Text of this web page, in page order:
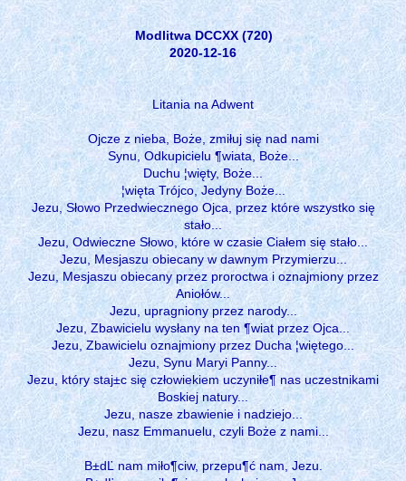
Modlitwa DCCXX (720)
2020-12-16
Litania na Adwent
Ojcze z nieba, Boże, zmiłuj się nad nami
Synu, Odkupicielu ¶wiata, Boże...
Duchu ¦więty, Boże...
¦więta Trójco, Jedyny Boże...
Jezu, Słowo Przedwiecznego Ojca, przez które wszystko się
stało...
Jezu, Odwieczne Słowo, które w czasie Ciałem się stało...
Jezu, Mesjaszu obiecany w dawnym Przymierzu...
Jezu, Mesjaszu obiecany przez proroctwa i oznajmiony przez
Aniołów...
Jezu, upragniony przez narody...
Jezu, Zbawicielu wysłany na ten ¶wiat przez Ojca...
Jezu, Zbawicielu oznajmiony przez Ducha ¦więtego...
Jezu, Synu Maryi Panny...
Jezu, który staj±c się człowiekiem uczyniłe¶ nas uczestnikami
Boskiej natury...
Jezu, nasze zbawienie i nadziejo...
Jezu, nasz Emmanuelu, czyli Boże z nami...
B±dĽ nam miło¶ciw, przepu¶ć nam, Jezu.